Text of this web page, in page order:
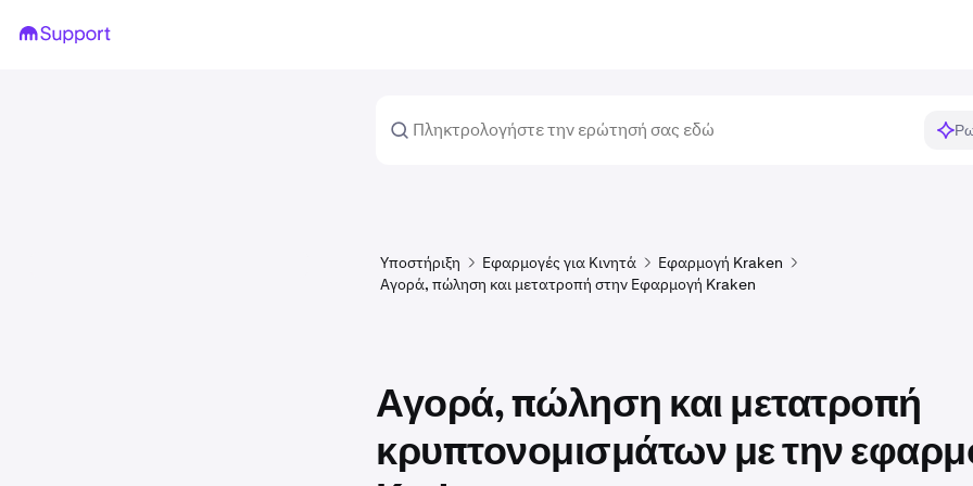
Υποστήριξη Εφαρμογές για Κινητά
Εφαρμογή Kraken
Αγορά, πώληση και μετατροπή στην Εφαρμογή Kraken
Αγορά, πώληση και μετατροπή
κρυπτονομισμάτων με την